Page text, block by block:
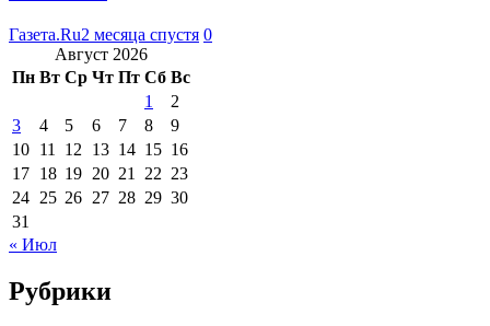
Газета.Ru2 месяца спустя 0
Август 2026
Пн Вт Ср Чт Пт Сб Вс
1
2
3
4 5 6 7 8
9
10 11 12 13 14 15 16
17 18 19 20 21 22 23
24 25 26 27 28 29 30
31
« Июл
Рубрики